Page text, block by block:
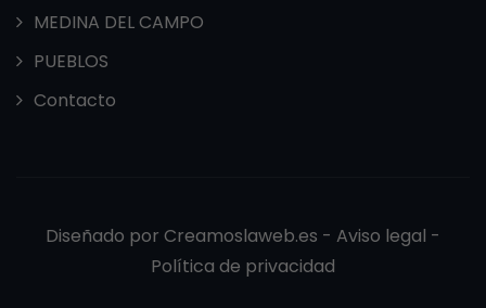
MEDINA DEL CAMPO
PUEBLOS
Contacto
Diseñado por Creamoslaweb.es - Aviso legal -
Política de privacidad